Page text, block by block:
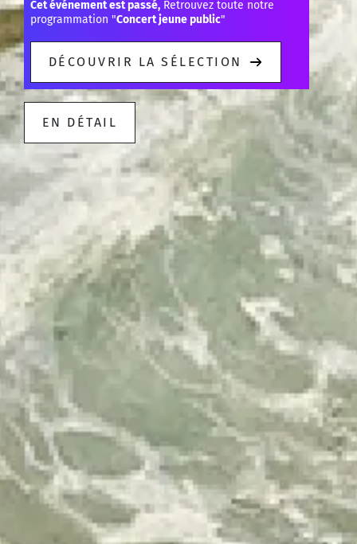
Cet événement est passé, Retrouvez toute notre
programmation "Concert jeune public"
DÉCOUVRIR LA SÉLECTION
EN DÉTAIL